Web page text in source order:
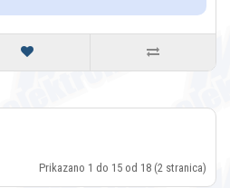
Prikazano 1 do 15 od 18 (2 stranica)